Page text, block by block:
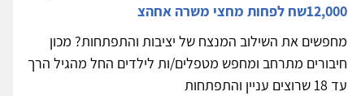
12,000שח לפחות מחצי משרה אחהצ
מחפשים את השילוב המנצח של יציבות והתפתחות? מכון
חיבורים מתרחב ומחפש מטפלים/ות לילדים החל מהגיל הרך
עד 18 שרוצים עניין והתפתחות